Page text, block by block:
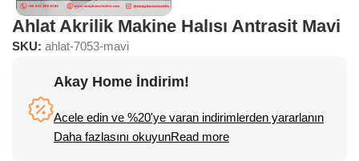
Ahlat Akrilik Makine Halısı Antrasit Mavi
SKU:ahlat-7053-mavi
Akay Home İndirim!
Acele edin ve %20'ye varan indirimlerden yararlanın
Daha fazlasını okuyunRead more